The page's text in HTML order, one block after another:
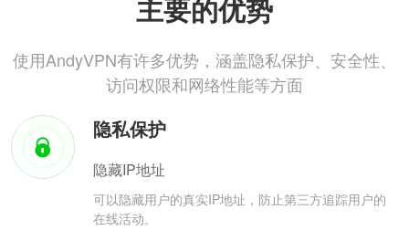
主要的优势
使用AndyVPN有许多优势，涵盖隐私保护、安全性、
访问权限和网络性能等方面
隐私保护
隐藏IP地址
可以隐藏用户的真实IP地址，防止第三方追踪用户的
在线活动。